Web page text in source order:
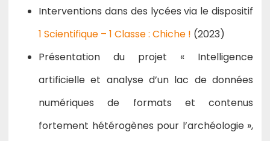
Interventions dans des lycées via le dispositif
1 Scientifique – 1 Classe : Chiche ! (2023)
Présentation du projet « Intelligence
artificielle et analyse d’un lac de données
numériques de formats et contenus
fortement hétérogènes pour l’archéologie »,